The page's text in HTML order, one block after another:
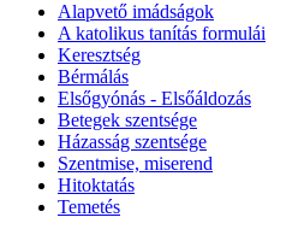
Alapvető imádságok
A katolikus tanítás formulái
Keresztség
Bérmálás
Elsőgyónás - Elsőáldozás
Betegek szentsége
Házasság szentsége
Szentmise, miserend
Hitoktatás
Temetés